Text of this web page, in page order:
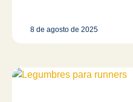
8 de agosto de 2025